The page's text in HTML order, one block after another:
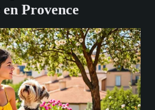
Provence